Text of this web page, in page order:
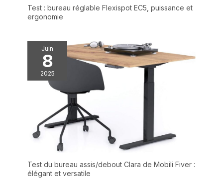
Test : bureau réglable Flexispot EC5, puissance et
ergonomie
Juin
8
2025
Test du bureau assis/debout Clara de Mobili Fiver :
élégant et versatile